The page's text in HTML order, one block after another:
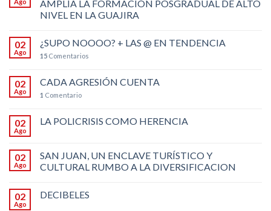
AMPLÍA LA FORMACIÓN POSGRADUAL DE ALTO
NIVEL EN LA GUAJIRA
02
Ago
¿SUPO NOOOO? + LAS @ EN TENDENCIA
15 Comentarios
02
Ago
CADA AGRESIÓN CUENTA
1 Comentario
02
Ago
LA POLICRISIS COMO HERENCIA
02
Ago
SAN JUAN, UN ENCLAVE TURÍSTICO Y
CULTURAL RUMBO A LA DIVERSIFICACION
02
Ago
DECIBELES